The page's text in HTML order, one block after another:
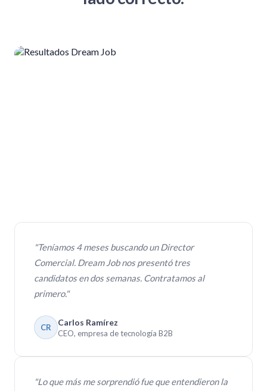
"Teníamos 4 meses buscando un Director
Comercial. Dream Job nos presentó tres
candidatos en dos semanas. Contratamos al
primero."
CR
Carlos Ramírez
CEO, empresa de tecnología B2B
"Lo que más me sorprendió fue que entendieron la